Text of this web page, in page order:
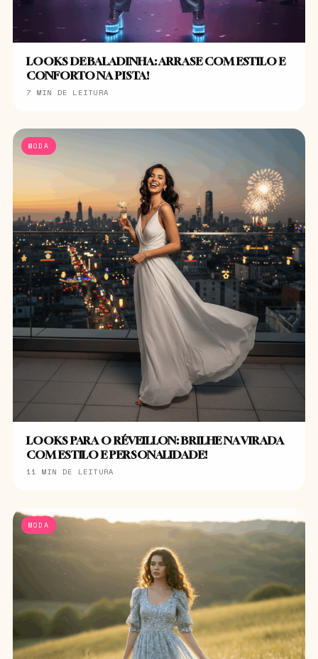
LOOKS DE BALADINHA: ARRASE COM ESTILO E
CONFORTO NA PISTA!
7 MIN DE LEITURA
MODA
LOOKS PARA O RÉVEILLON: BRILHE NA VIRADA
COM ESTILO E PERSONALIDADE!
11 MIN DE LEITURA
MODA